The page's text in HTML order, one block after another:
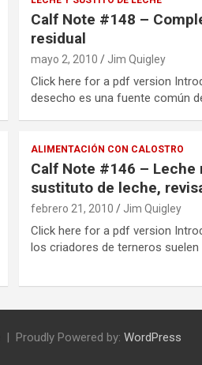
Calf Note #148 –
residual
mayo 2, 2010 Jim Quigley
Click here for a pdf version
desecho es una fuente común
ALIMENTACIÓN CON CALOSTRO
Calf Note #146 – Leche
sustituto de leche,
febrero 21, 2010 Jim Quigley
Click here for a pdf version
los criadores de terneros suelen
Proudly Powered by: WordPress